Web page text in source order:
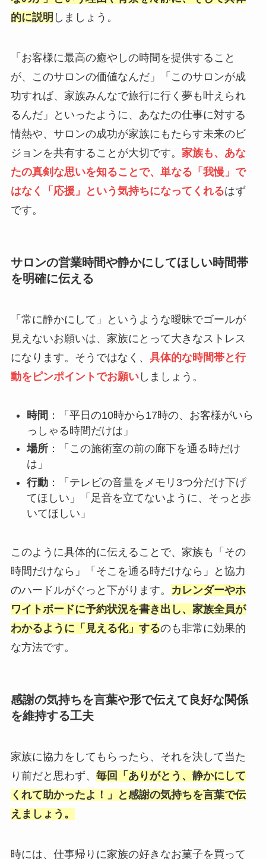
的に説明 しましょう。
「お客様に最高の癒やしの時間を提供すること
が、このサロンの価値なんだ」「このサロンが成
功すれば、家族みんなで旅行に行く夢も叶えられ
るんだ」といったように、あなたの仕事に対する
情熱や、サロンの成功が家族にもたらす未来のビ
ジョンを共有することが大切です。 家族も、あな
たの真剣な思いを知ることで、単なる「我慢」で
はなく「応援」という気持ちになってくれるはず
です。
サロンの営業時間や静かにしてほしい時間帯
を明確に伝える
「常に静かにして」というような曖昧でゴールが
見えないお願いは、家族にとって大きなストレス
になります。そうではなく、 具体的な時間帯と行
動をピンポイントでお願いしましょう。
時間 ：「平日の10時から17時の、お客様がいら
っしゃる時間だけは」
場所：「この施術室の前の廊下を通る時だけ
は」
行動：「テレビの音量をメモリ3つ分だけ下げ
てほしい」「足音を立てないように、そっと歩
いてほしい」
このように具体的に伝えることで、家族も「その
時間だけなら」「そこを通る時だけなら」と協力
のハードルがぐっと下がります。
カレンダーやホ
ワイトボードに予約状況を書き出し、家族全員が
わかるように「見える化」するのも非常に効果的
な方法です。
感謝の気持ちを言葉や形で伝えて良好な関係
を維持する工夫
家族に協力をしてもらったら、それを決して当た
り前だと思わず、 毎回「ありがとう、静かにして
くれて助かったよ！」と感謝の気持ちを言葉で伝
えましょう。
時には、仕事帰りに家族の好きなお菓子を買って